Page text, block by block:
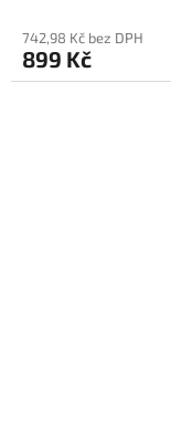
742,98 Kč bez DPH
899 Kč